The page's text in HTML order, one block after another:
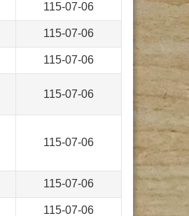
115-07-06
115-07-06
115-07-06
115-07-06
115-07-06
115-07-06
115-07-06